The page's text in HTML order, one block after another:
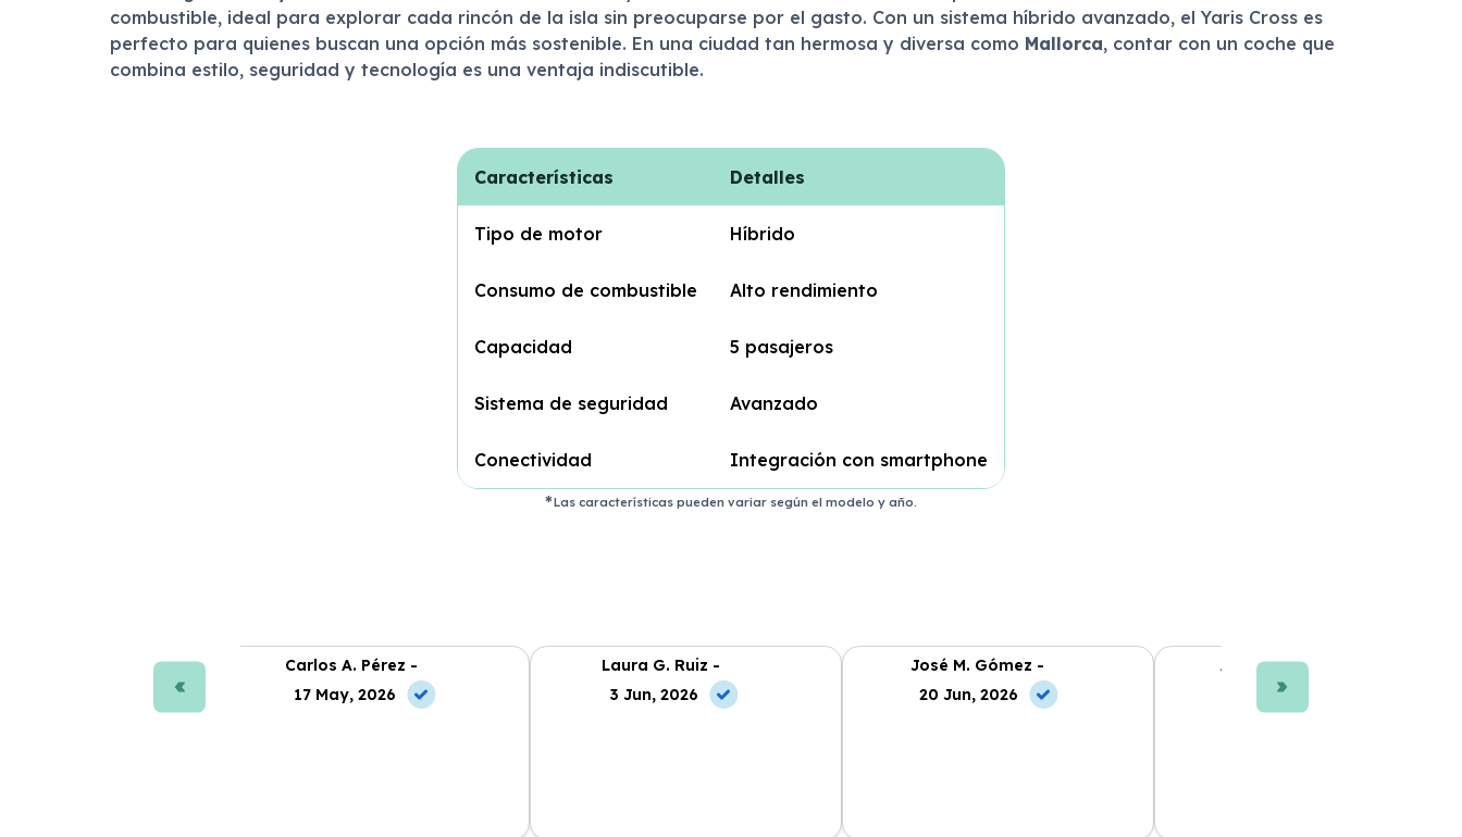
combustible, ideal para explorar cada rincón de la isla sin preocuparse por el gasto. Con un sistema híbrido avanzado, el Yaris Cross es
perfecto para quienes buscan una opción más sostenible. En una ciudad tan hermosa y diversa como Mallorca, contar con un coche que
combina estilo, seguridad y tecnología es una ventaja indiscutible.
Características Detalles
Tipo de motor Híbrido
Consumo de combustible Alto rendimiento
Capacidad 5 pasajeros
Sistema de seguridad Avanzado
Conectividad Integración con smartphone
Las características pueden variar según el modelo y año.
Carlos A. Pérez -
17 May, 2026
Laura G. Ruiz -
3 Jun, 2026
José M. Gómez -
20 Jun, 2026
Ana L. Fernández -
10 Jun, 2026